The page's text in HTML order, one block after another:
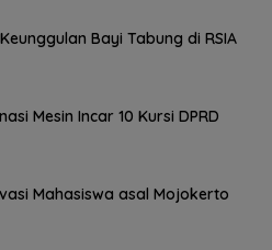
Bayi Tabung di RSIA
Mesin Incar 10 Kursi DPRD
Mahasiswa asal Mojokerto